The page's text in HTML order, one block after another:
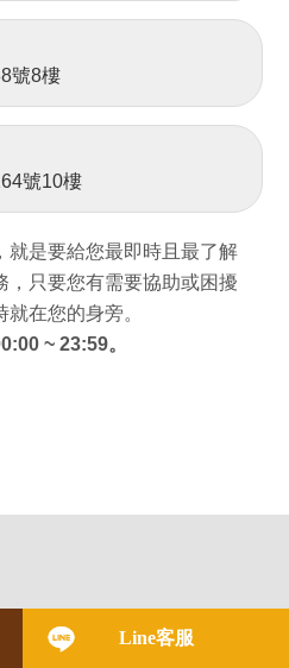
號8樓
號10樓
就是要給您最即時且最了解
，只要您有需要協助或困擾
在您的身旁。
~ 23:59。
基隆徵信社
Line客服